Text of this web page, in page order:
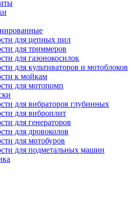
для цепных пил
для триммеров
для газонокосилок
для культиваторов и мотоблоков
к мойкам
для мотопомп
для вибраторов глубинных
для виброплит
для генераторов
для дровоколов
для мотобуров
для подметальных машин